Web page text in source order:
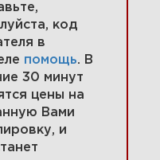
код
в
помощь. В
30 минут
цены на
Вами
и